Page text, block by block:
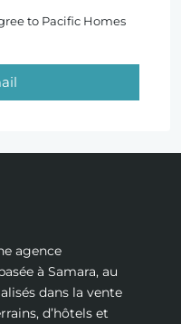
to Pacific Homes
agence
à Samara, au
dans la vente
d’hôtels et